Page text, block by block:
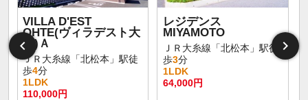
VILLA D'EST
OHTE(ヴィラデスト大
手)Ａ
ＪＲ大糸線「北松本」駅徒
歩4分
1LDK
110,000円
レジデンス
MIYAMOTO
ＪＲ大糸線「北松本」駅徒
歩3分
1LDK
64,000円